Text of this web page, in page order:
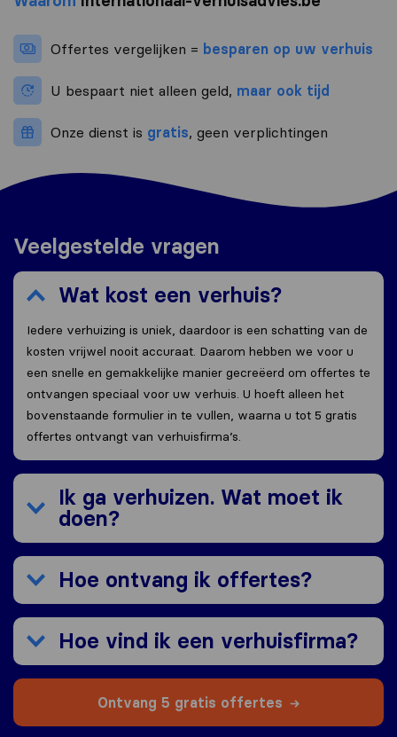
Offertes vergelijken = besparen op uw verhuis
U bespaart niet alleen geld, maar ook tijd
Onze dienst is gratis, geen verplichtingen
Veelgestelde vragen
Wat kost een verhuis?
Iedere verhuizing is uniek, daardoor is een schatting van de
kosten vrijwel nooit accuraat. Daarom hebben we voor u
een snelle en gemakkelijke manier gecreëerd om offertes te
ontvangen speciaal voor uw verhuis. U hoeft alleen het
bovenstaande formulier in te vullen, waarna u tot 5 gratis
offertes ontvangt van verhuisfirma’s.
Ik ga verhuizen. Wat moet ik
doen?
Hoe ontvang ik offertes?
Hoe vind ik een verhuisfirma?
Ontvang 5 gratis offertes